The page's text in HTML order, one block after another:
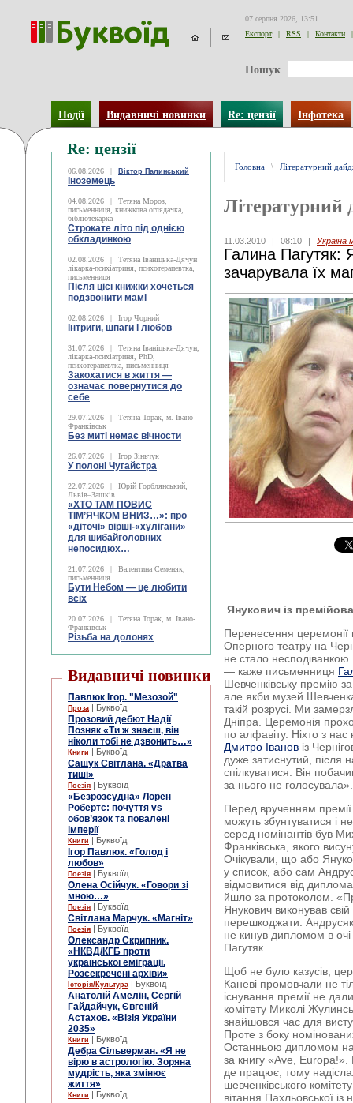
07 серпня 2026, 13:51
Експорт
| RSS | Контакти |
Пошук
Події Видавничі новинки Re: цензії Інфотека
Re: цензії
06.08.2026 | Віктор Палинський
Іноземець
04.08.2026 |
Тетяна Мороз,
письменниця, книжкова оглядачка,
бібліотекарка
Строкате літо під однією
обкладинкою
02.08.2026 |
Тетяна Іваніцька-Дячун
лікарка-психіатриня, психотерапевтка,
письменниця
Після цієї книжки хочеться
подзвонити мамі
02.08.2026 | Ігор Чорний
Інтриги, шпаги і любов
31.07.2026 |
Тетяна Іваніцька-Дячун,
лікарка-психіатриня, PhD,
психотерапевтка, письменниця
Закохатися в життя —
означає повернутися до
себе
29.07.2026 |
Тетяна Торак, м. Івано-
Франківськ
Без миті немає вічности
26.07.2026 | Ігор Зіньчук
У полоні Чугайстра
22.07.2026 |
Юрій Горблянський,
Львів–Зашків
«ХТО ТАМ ПОВИС
ТІМ’ЯЧКОМ ВНИЗ…»: про
«діточі» вірші-«хулігани»
для шибайголовних
непосидюх…
21.07.2026 |
Валентина Семеняк,
письменниця
Бути Небом ― це любити
всіх
20.07.2026 |
Тетяна Торак, м. Івано-
Франківськ
Різьба на долонях
Видавничі новинки
Павлюк Ігор. "Мезозой"
Проза | Буквоїд
Прозовий дебют Надії
Позняк «Ти ж знаєш, він
ніколи тобі не дзвонить…»
Книги | Буквоїд
Сащук Світлана. «Дратва
тиші»
Поезія | Буквоїд
«Безрозсудна» Лорен
Робертс: почуття vs
обов’язок та повалені
імперії
Книги | Буквоїд
Ігор Павлюк. «Голод і
любов»
Поезія | Буквоїд
Олена Осійчук. «Говори зі
мною…»
Поезія | Буквоїд
Світлана Марчук. «Магніт»
Поезія | Буквоїд
Олександр Скрипник.
«НКВД/КГБ проти
української еміграції.
Розсекречені архіви»
Історія/Культура | Буквоїд
Анатолій Амелін, Сергій
Гайдайчук, Євгеній
Астахов. «Візія України
2035»
Книги | Буквоїд
Дебра Сільверман. «Я не
вірю в астрологію. Зоряна
мудрість, яка змінює
життя»
Книги | Буквоїд
Головна \ Літературний
Літературний
11.03.2010 | 08:10 | Україна
Галина Пагутяк:
зачарувала їх
Янукович із
Перенесення церемонії
Оперного театру на
не стало
— каже письменниця
Шевченківську премію
але якби музей
такій розрусі. Ми
Дніпра. Церемонія
по алфавіту. Ніхто з
Дмитро Іванов із
дуже затиснутий, після
спілкуватися. Він
за нього не голосувала».
Перед врученням
можуть збунтуватися і
серед номінантів був
Франківська, якого
Очікували, що або
у список, або сам
відмовитися від
йшло за протоколом.
Янукович виконував
перешкоджати.
не кинув дипломом в
Пагутяк.
Щоб не було казусів,
Каневі промовчали не
існування премії не
комітету Миколі
знайшовся час для
Проте з боку
Останньою дипломом
за книгу «Ave,
де працює, тому
шевченківського
вітання Пахльовської